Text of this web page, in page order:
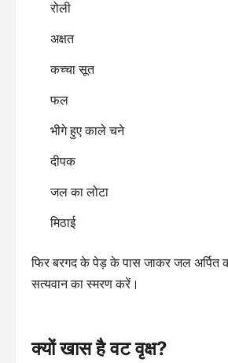
रोली
अक्षत
कच्चा सूत
फल
भीगे हुए काले चने
दीपक
जल का लोटा
मिठाई
फिर बरगद के पेड़ के पास जाकर जल अर्पित
सत्यवान का स्मरण करें।
क्यों खास है वट वृक्ष?